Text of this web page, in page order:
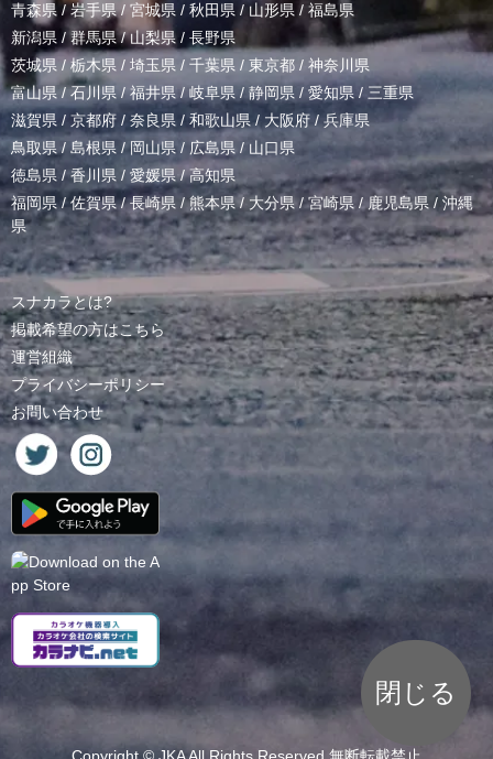
青森県 / 岩手県/ 宮城県 / 秋田県 / 山形県/ 福島県
新潟県 /群馬県/山梨県 / 長野県
茨城県 / 栃木県 / 埼玉県 / 千葉県 / 東京都 / 神奈川県
富山県 /石川県/福井県/岐阜県 / 静岡県 / 愛知県 / 三重県
滋賀県 / 京都府 / 奈良県 / 和歌山県/ 大阪府 /兵庫県
鳥取県/ 島根県 /岡山県/ 広島県 / 山口県
徳島県 /香川県 / 愛媛県/高知県
福岡県/佐賀県/長崎県 /熊本県/ 大分県/宮崎県 /鹿児島県 / 沖縄
県
スナカラとは?
掲載希望の方はこちら
運営組織
プライバシーポリシー
お問い合わせ
閉じる